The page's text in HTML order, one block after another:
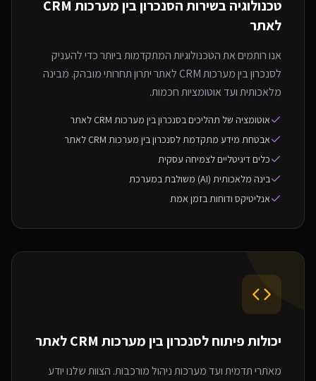
טכנולוגיה בשירות ה
סנכרון בין מערכות CRM
לאתר
אנו רותמים את הטכנולוגיות המתקדמות ביותר כדי להעניק
לסנכרון בין מערכות CRM לאתר יתרון תחרותי מובהק. מבינה
מלאכותית ועד אוטומציות חכמות.
אוטומציה של תהליכים בסנכרון בין מערכות CRM לאתר
אבטחת מידע מתקדמת לסנכרון בין מערכות CRM לאתר
כלים דיגיטליים לצמיחה עסקית
בינה מלאכותית (AI) משולבת במערכת
אנליטיקס ודוחות בזמן אמת
יכולות פיתוח לסנכרון בין מערכות CRM לאתר
מאתרי תדמית ועד מערכות ניהול מורכבות. הצוות שלנו יודע